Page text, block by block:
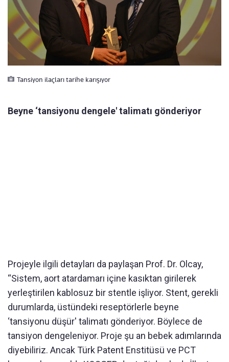
Tansiyon ilaçları tarihe karışıyor
Beyne ‘tansiyonu dengele' talimatı gönderiyor
Projeyle ilgili detayları da paylaşan Prof. Dr. Olcay,
“Sistem, aort atardamarı içine kasıktan girilerek
yerleştirilen kablosuz bir stentle işliyor. Stent, gerekli
durumlarda, üstündeki reseptörlerle beyne
‘tansiyonu düşür' talimatı gönderiyor. Böylece de
tansiyon dengeleniyor. Proje şu an bebek adımlarında
diyebiliriz. Ancak Türk Patent Enstitüsü ve PCT